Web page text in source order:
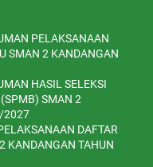
PELAKSANAAN
SMAN 2 KANDANGAN
HASIL SELEKSI
SMAN 2
2027
DAFTAR
KANDANGAN TAHUN